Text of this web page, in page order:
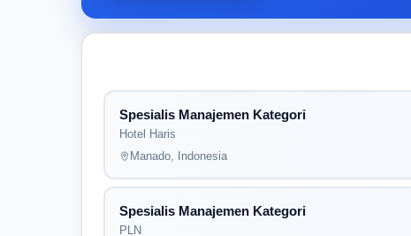
Spesialis Manajemen Kategori
Hotel Haris
Manado, Indonesia
Spesialis Manajemen Kategori
PLN